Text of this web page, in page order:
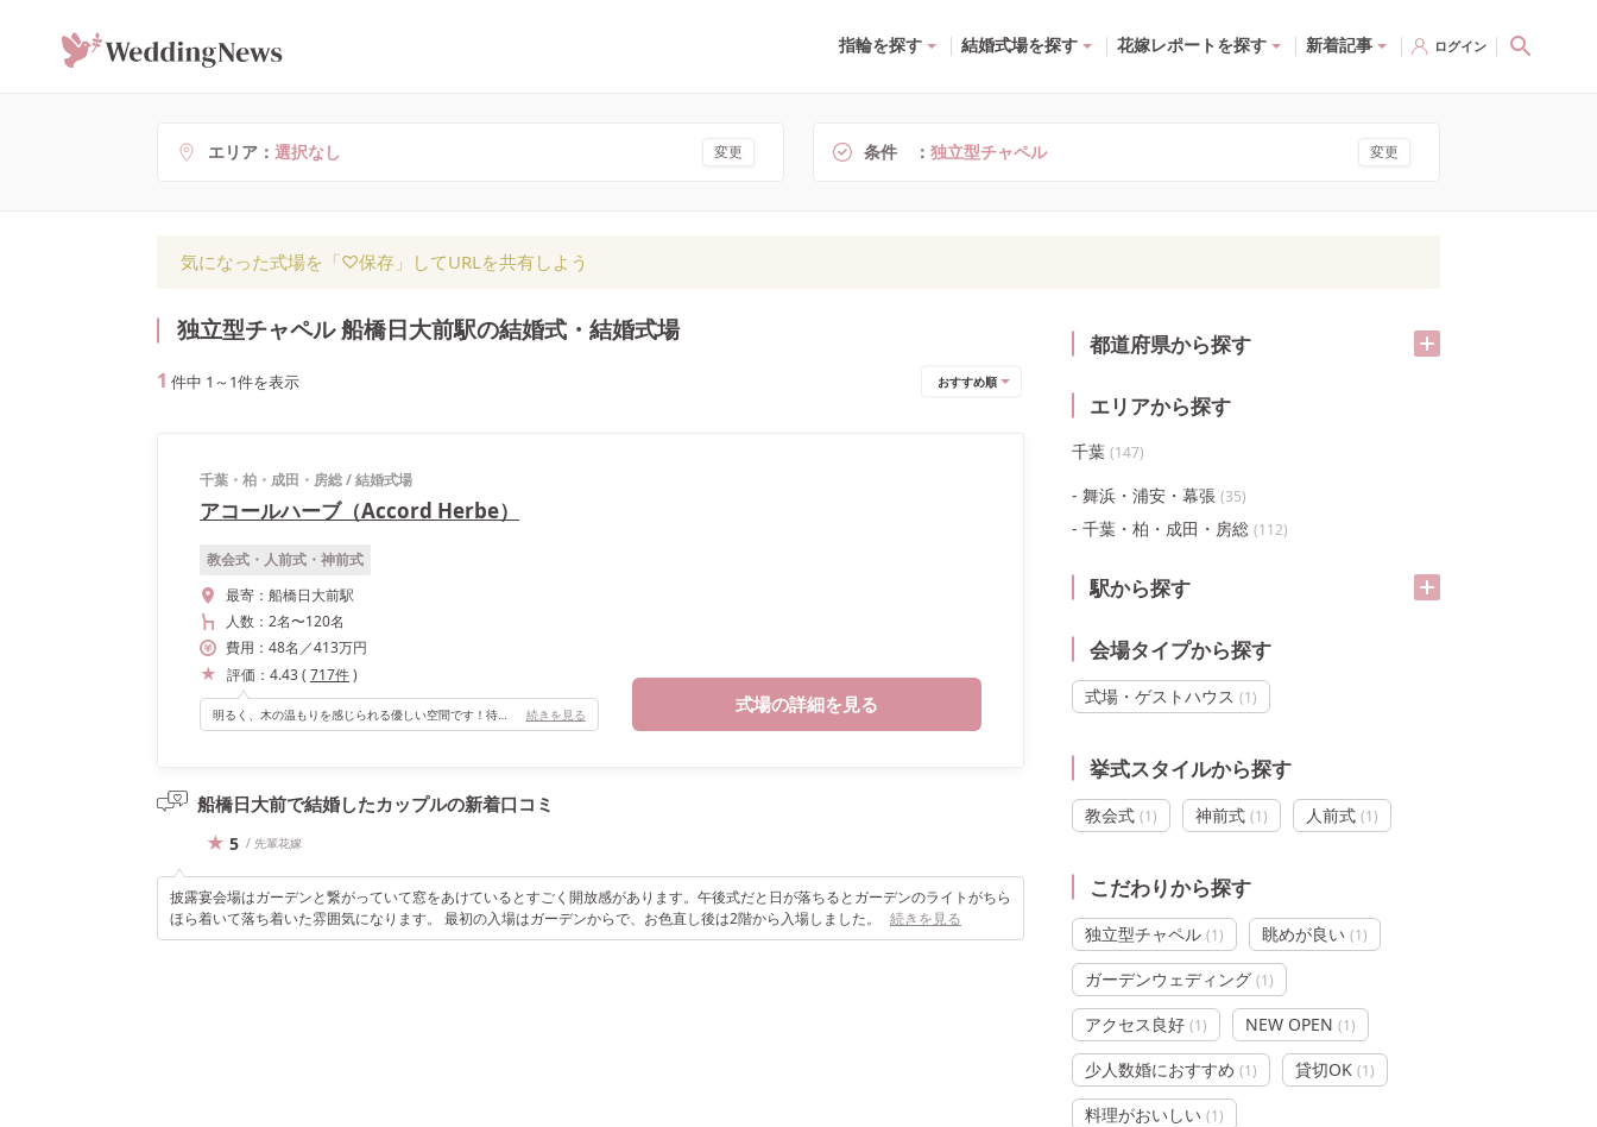
指輪を探す 結婚式場を探す 花嫁レポートを探す 新着記事 ログイン
エリア 選択なし 変更 条件 独立型チャペル 変更
気になった式場を「♡保存」してURLを共有しよう
都道府県から探す
エリアから探す
千葉 (147)
舞浜・浦安・幕張 (35)
千葉・柏・成田・房総 (112)
駅から探す
会場タイプから探す
式場・ゲストハウス (1)
挙式スタイルから探す
教会式 (1) 神前式 (1) 人前式 (1)
こだわりから探す
独立型チャペル (1) 眺めが良い (1)
ガーデンウェディング (1)
アクセス良好 (1) NEW OPEN (1)
少人数婚におすすめ (1) 貸切OK (1)
料理がおいしい (1)
独立型チャペル 船橋日大前駅の結婚式・結婚式場
1 件中 1 ～ 1件を表示 おすすめ順
千葉・柏・成田・房総/結婚式場
アコールハーブ（Accord Herbe）
教会式・人前式・神前式
最寄： 船橋日大前駅
人数： 2名〜120名
費用： 48名 ／413万円
評価： 4.43( 717件)
明るく、木の温もりを感じられる優しい空間です！待機部屋もあるので、そこからこっそりゲストを覗けるのもとても良かったです（^^） 続きを見る 式場の詳細を見る
船橋日大前で結婚したカップルの新着口コミ
5 / 先輩花嫁
披露宴会場はガーデンと繋がっていて窓をあけているとすごく開放感があります。午後式だと日が落ちるとガーデンのライトがちら
ほら着いて落ち着いた雰囲気になります。 最初の入場はガーデンからで、お色直し後は2階から入場しました。
続きを見る